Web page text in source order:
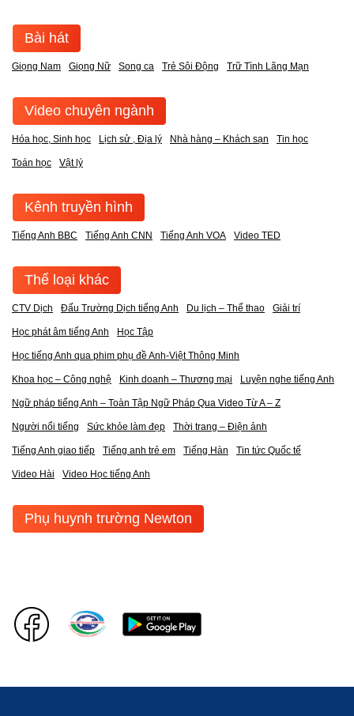
Bài hát
Giọng Nam Giọng Nữ Song ca Trẻ Sôi Động Trữ Tình Lãng Mạn
Video chuyên ngành
Hóa học, Sinh học Lịch sử , Địa lý Nhà hàng – Khách sạn Tin học
Toán học Vật lý
Kênh truyền hình
Tiếng Anh BBC Tiếng Anh CNN Tiếng Anh VOA Video TED
Thể loại khác
CTV Dịch Đấu Trường Dịch tiếng Anh Du lịch – Thể thao Giải trí
Học phát âm tiếng Anh Học Tập
Học tiếng Anh qua phim phụ đề Anh-Việt Thông Minh
Khoa học – Công nghệ Kinh doanh – Thương mại Luyện nghe tiếng Anh
Ngữ pháp tiếng Anh – Toàn Tập Ngữ Pháp Qua Video Từ A – Z
Người nổi tiếng Sức khỏe làm đẹp Thời trang – Điện ảnh
Tiếng Anh giao tiếp Tiếng anh trẻ em Tiếng Hàn Tin tức Quốc tế
Video Hài Video Học tiếng Anh
Phụ huynh trường Newton